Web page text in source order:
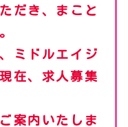
だき、まこと
ミドルエイジ
現在、求人 募集
ご案内いたしま